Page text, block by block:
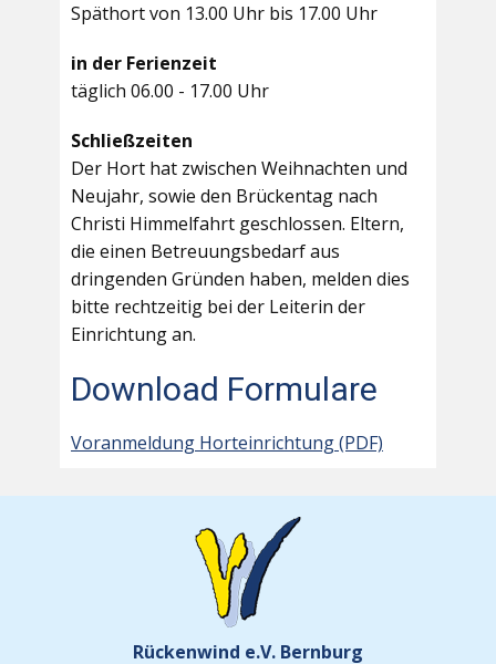
Späthort von 13.00 Uhr bis 17.00 Uhr
in der Ferienzeit
täglich 06.00 - 17.00 Uhr
Schließzeiten
Der Hort hat zwischen Weihnachten und
Neujahr, sowie den Brückentag nach
Christi Himmelfahrt geschlossen. Eltern,
die einen Betreuungsbedarf aus
dringenden Gründen haben, melden dies
bitte rechtzeitig bei der Leiterin der
Einrichtung an.
Download Formulare
Voranmeldung Horteinrichtung (PDF)
Rückenwind e.V. Bernburg